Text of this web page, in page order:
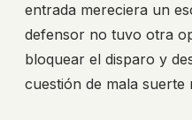
entrada mereciera un
defensor no tuvo otra
bloquear el disparo y
cuestión de mala suerte